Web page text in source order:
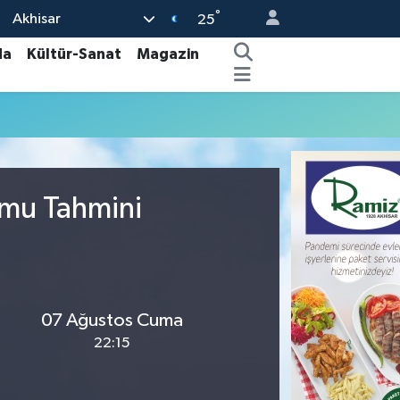
Akhisar 25°
Kültür-Sanat
Magazin
Tahmini
07 Ağustos Cuma
22:15